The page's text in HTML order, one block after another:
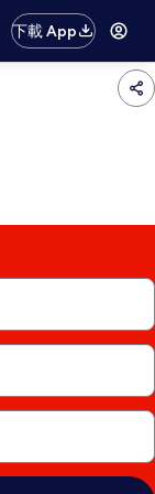
下載 App